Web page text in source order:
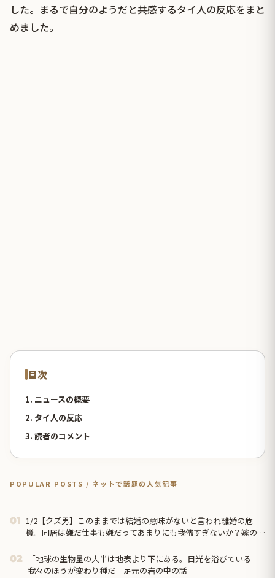
した。まるで自分のようだと共感するタイ人の反応をまと
めました。
目次
1. ニュースの概要
2. タイ人の反応
3. 読者のコメント
POPULAR POSTS / ネットで話題の人気記事
01 1/2【クズ男】このままでは結婚の意味がないと言われ離婚の危
機。同居は嫌だ仕事も嫌だってあまりにも我儘すぎないか？嫁の方
02
「地球の生物量の大半は地表より下にある。日光を浴びている
我々のほうが変わり種だ」足元の岩の中の話